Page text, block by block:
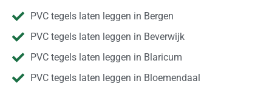
PVC tegels laten leggen in Bergen
PVC tegels laten leggen in Beverwijk
PVC tegels laten leggen in Blaricum
PVC tegels laten leggen in Bloemendaal